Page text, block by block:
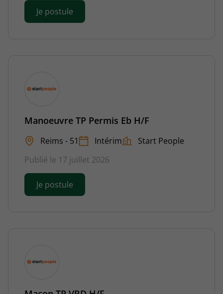
Je postule
Manoeuvre TP Permis Eb H/F
Reims - 51 Intérim
Start People
Publié le 17 juillet 2026
Je postule